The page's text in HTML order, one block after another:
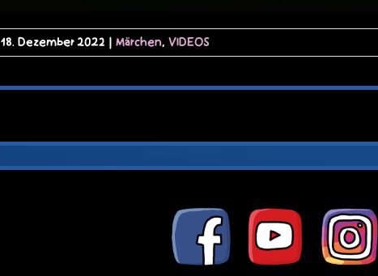
18. Dezember 2022 | Märchen,VIDEOS